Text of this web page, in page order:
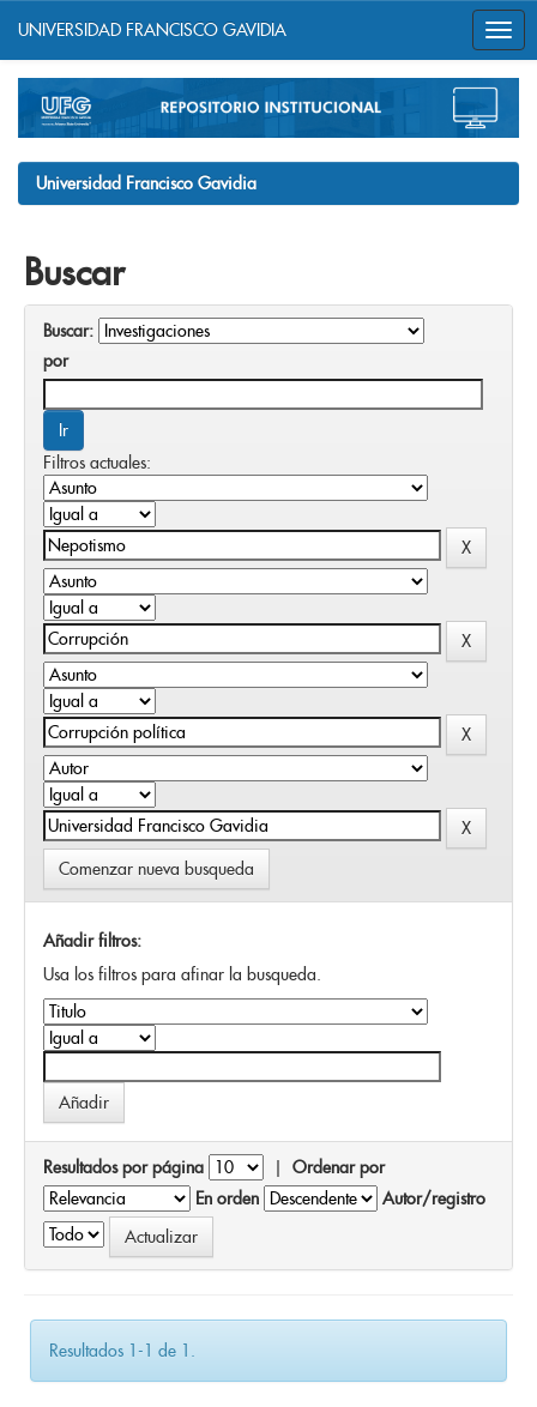
navigation
UNIVERSIDAD FRANCISCO GAVIDIA
Universidad Francisco Gavidia
Buscar
Buscar:
por
Filtros actuales:
Comenzar nueva busqueda
Añadir filtros:
Usa los filtros para afinar la busqueda.
Resultados por página | Ordenar por
En orden
Autor/registro
Resultados 1-1 de 1.